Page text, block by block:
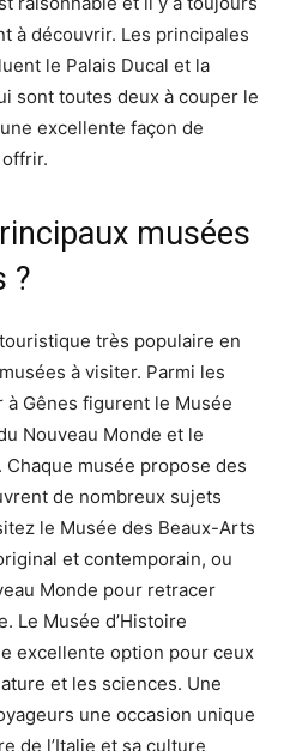
à découvrir. Les principales
le Palais Ducal et la
sont toutes deux à couper le
excellente façon de
musées
?
très populaire en
à visiter. Parmi les
Gênes figurent le Musée
Nouveau Monde et le
Chaque musée propose des
de nombreux sujets
le Musée des Beaux-Arts
et contemporain, ou
Monde pour retracer
Le Musée d’Histoire
excellente option pour ceux
et les sciences. Une
une occasion unique
de l’Italie et sa culture